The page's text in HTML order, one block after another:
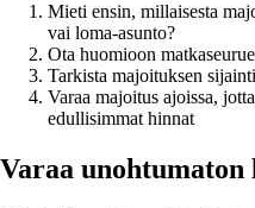
Mieti ensin, millaisesta
vai loma-asunto?
Ota huomioon
Tarkista majoituksen
Varaa majoitus ajoissa,
edullisimmat hinnat
Varaa